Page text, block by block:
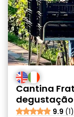
Cantina
9.9 (1)